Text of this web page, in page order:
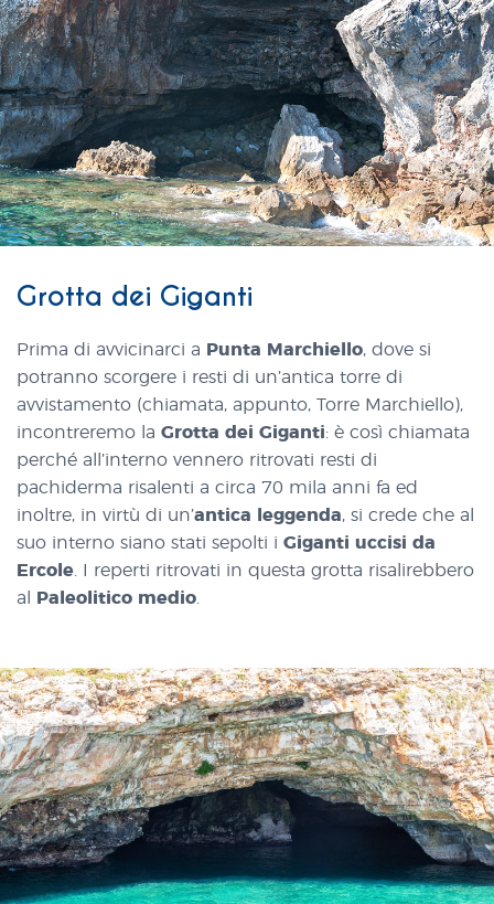
Grotta dei Giganti
Prima di avvicinarci a Punta Marchiello, dove si
potranno scorgere i resti di un’antica torre di
avvistamento (chiamata, appunto, Torre Marchiello),
incontreremo la Grotta dei Giganti: è così chiamata
perché all’interno vennero ritrovati resti di
pachiderma risalenti a circa 70 mila anni fa ed
inoltre, in virtù di un’antica leggenda, si crede che al
suo interno siano stati sepolti i Giganti uccisi da
Ercole . I reperti ritrovati in questa grotta risalirebbero
al
Paleolitico medio